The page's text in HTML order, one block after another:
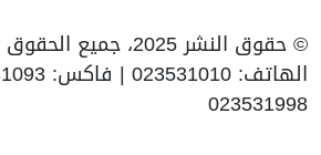
023531998